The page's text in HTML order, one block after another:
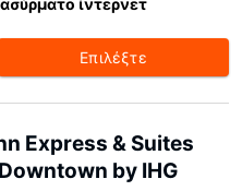
ίντερνετ
Επιλέξτε
Express & Suites
by IHG